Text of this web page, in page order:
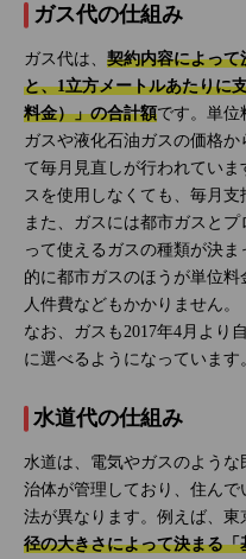
ガス代の仕組み
ガス代は、 契約内容によって
と、1立方メートルあたりに
料金）」の合計額です。単位
ガスや液化石油ガスの価格
て毎月見直しが行われてい
スを使用しなくても、毎月支
また、ガスには都市ガスと
って使えるガスの種類が決
的に都市ガスのほうが単位
人件費などもかかりません。
なお、ガスも2017年4月より
に選べるようになっています
水道代の仕組み
水道は、電気やガスのよう
治体が管理しており、住ん
法が異なります。例えば、東
径の大きさによって決まる